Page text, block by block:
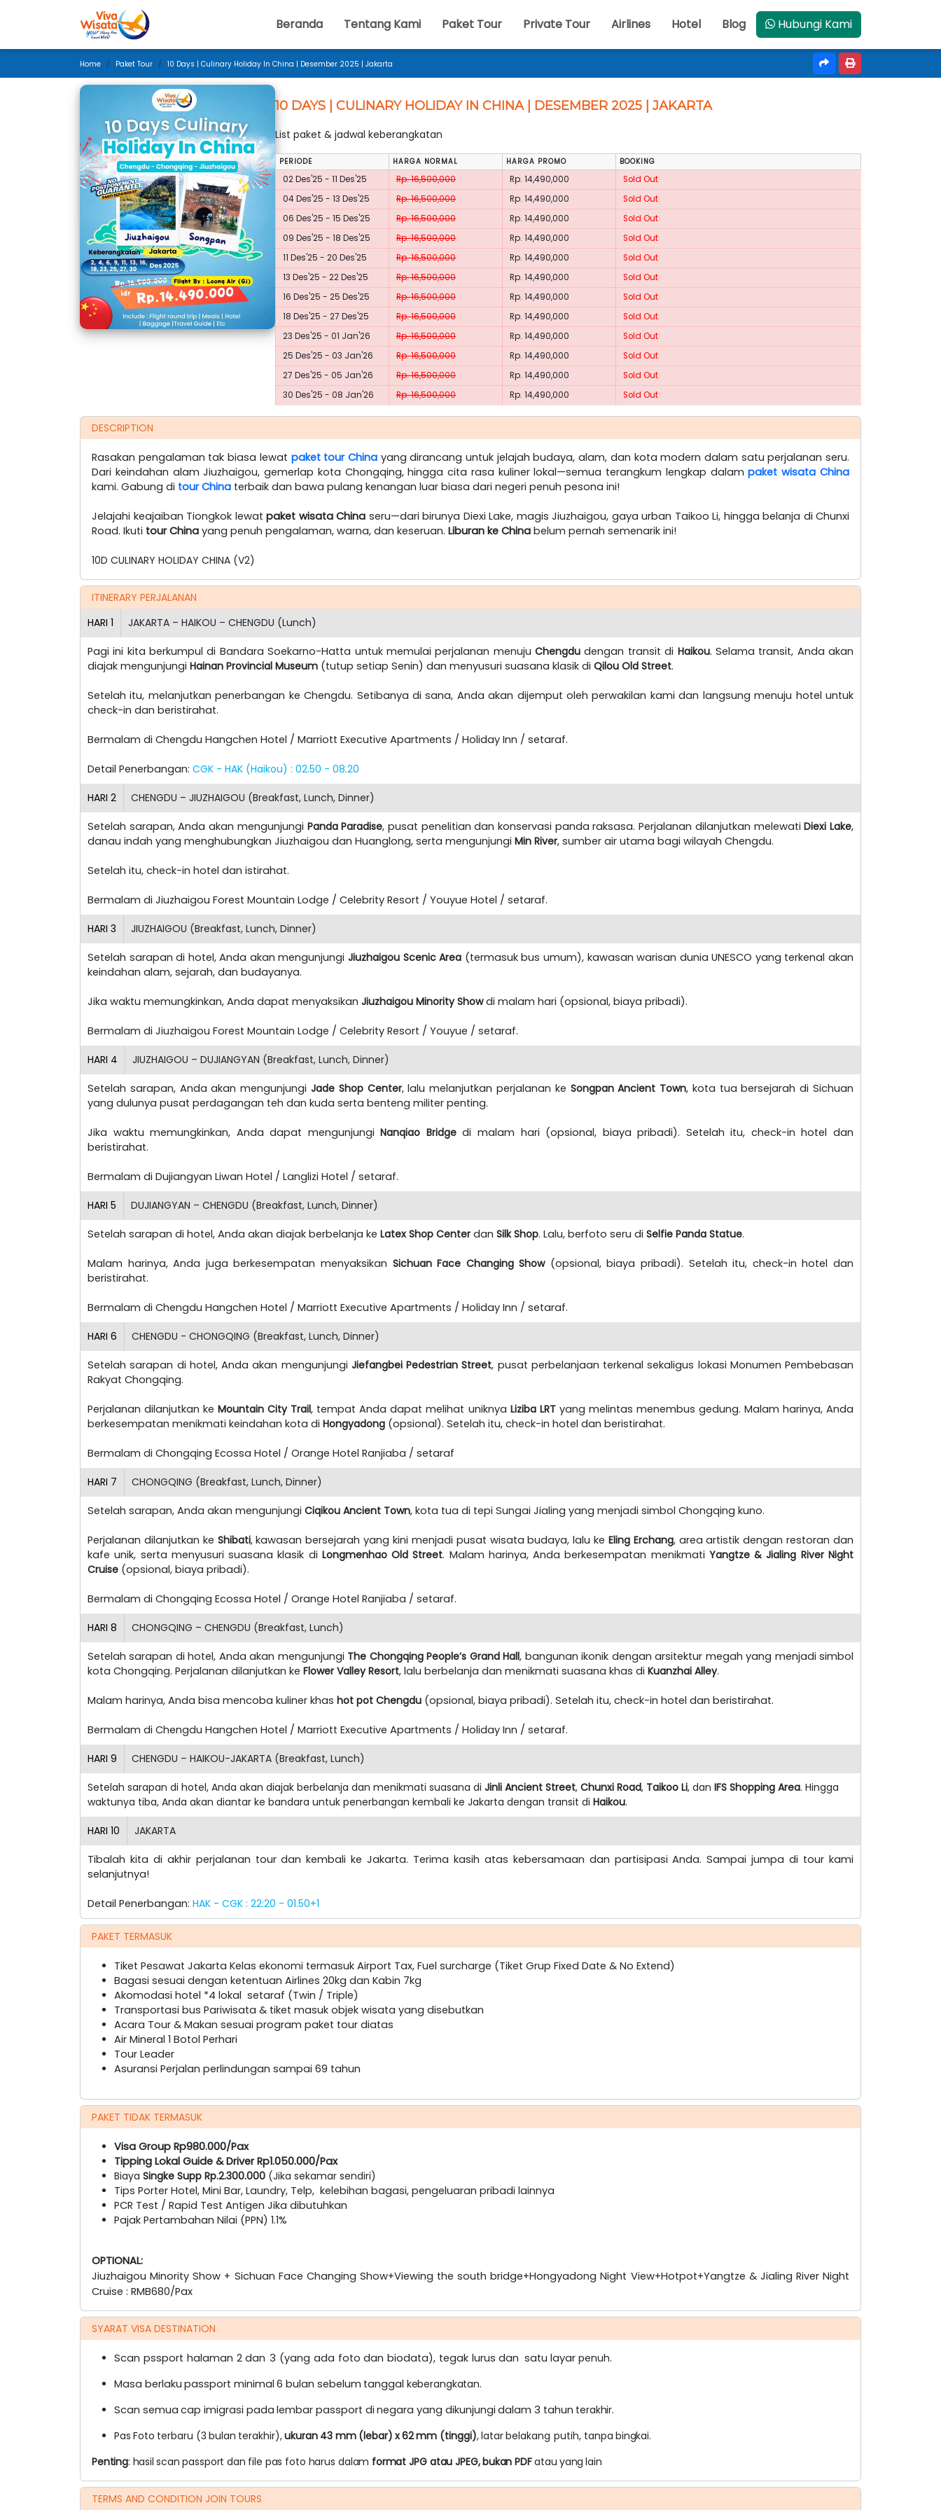
Beranda Tentang Kami Paket Tour Private Tour Airlines Hotel Blog Hubungi Kami
Home Paket Tour 10 Days | Culinary Holiday In China | Desember 2025 | Jakarta
10 DAYS | CULINARY HOLIDAY IN CHINA | DESEMBER 2025 | JAKARTA
List paket & jadwal keberangkatan
PERIODE HARGA NORMAL HARGA PROMO BOOKING
02 Des'25 - 11 Des'25 Rp. 16,500,000 Rp. 14,490,000
Sold Out
04 Des'25 - 13 Des'25
Rp. 16,500,000 Rp. 14,490,000
Sold Out
06 Des'25 - 15 Des'25
Rp. 16,500,000 Rp. 14,490,000
Sold Out
09 Des'25 - 18 Des'25
Rp. 16,500,000 Rp. 14,490,000
Sold Out
11 Des'25 - 20 Des'25
Rp. 16,500,000 Rp. 14,490,000
Sold Out
13 Des'25 - 22 Des'25
Rp. 16,500,000 Rp. 14,490,000
Sold Out
16 Des'25 - 25 Des'25
Rp. 16,500,000 Rp. 14,490,000
Sold Out
18 Des'25 - 27 Des'25
Rp. 16,500,000 Rp. 14,490,000
Sold Out
23 Des'25 - 01 Jan'26
Rp. 16,500,000 Rp. 14,490,000
Sold Out
25 Des'25 - 03 Jan'26
Rp. 16,500,000 Rp. 14,490,000
Sold Out
27 Des'25 - 05 Jan'26
Rp. 16,500,000 Rp. 14,490,000
Sold Out
30 Des'25 - 08 Jan'26
Rp. 16,500,000 Rp. 14,490,000 Sold Out
DESCRIPTION
Rasakan pengalaman tak biasa lewat paket tour Chinayang dirancang untuk jelajah budaya, alam, dan kota modern dalam satu perjalanan seru.
Dari keindahan alam Jiuzhaigou, gemerlap kota Chongqing, hingga cita rasa kuliner lokal—semua terangkum lengkap dalampaket wisata China
kami. Gabung di tour China terbaik dan bawa pulang kenangan luar biasa dari negeri penuh pesona ini!
Jelajahi keajaiban Tiongkok lewat paket wisata China seru—dari birunya Diexi Lake, magis Jiuzhaigou, gaya urban Taikoo Li, hingga belanja di Chunxi
Road. Ikuti tour China yang penuh pengalaman, warna, dan keseruan. Liburan ke China belum pernah semenarik ini!
10D CULINARY HOLIDAY CHINA (V2)
ITINERARY PERJALANAN
HARI 1 JAKARTA – HAIKOU – CHENGDU (Lunch)
Pagi ini kita berkumpul di Bandara Soekarno-Hatta untuk memulai perjalanan menujuChengdu dengan transit di Haikou. Selama transit, Anda akan
diajak mengunjungi Hainan Provincial Museum (tutup setiap Senin) dan menyusuri suasana klasik di Qilou Old Street.
Setelah itu, melanjutkan penerbangan ke Chengdu. Setibanya di sana, Anda akan dijemput oleh perwakilan kami dan langsung menuju hotel untuk
check-in dan beristirahat.
Bermalam di Chengdu Hangchen Hotel / Marriott Executive Apartments / Holiday Inn / setaraf.
Detail Penerbangan: CGK - HAK (Haikou) : 02.50 - 08.20
HARI 2 CHENGDU – JIUZHAIGOU (Breakfast, Lunch, Dinner)
Setelah sarapan, Anda akan mengunjungi Panda Paradise, pusat penelitian dan konservasi panda raksasa. Perjalanan dilanjutkan melewatiDiexi Lake,
danau indah yang menghubungkan Jiuzhaigou dan Huanglong, serta mengunjungi Min River, sumber air utama bagi wilayah Chengdu.
Setelah itu, check-in hotel dan istirahat.
Bermalam di Jiuzhaigou Forest Mountain Lodge / Celebrity Resort / Youyue Hotel / setaraf.
HARI 3 JIUZHAIGOU (Breakfast, Lunch, Dinner)
Setelah sarapan di hotel, Anda akan mengunjungiJiuzhaigou Scenic Area (termasuk bus umum), kawasan warisan dunia UNESCO yang terkenal akan
keindahan alam, sejarah, dan budayanya.
Jika waktu memungkinkan, Anda dapat menyaksikan Jiuzhaigou Minority Showdi malam hari (opsional, biaya pribadi).
Bermalam di Jiuzhaigou Forest Mountain Lodge / Celebrity Resort / Youyue / setaraf.
HARI 4 JIUZHAIGOU – DUJIANGYAN (Breakfast, Lunch, Dinner)
Setelah sarapan, Anda akan mengunjungi Jade Shop Center, lalu melanjutkan perjalanan ke Songpan Ancient Town, kota tua bersejarah di Sichuan
yang dulunya pusat perdagangan teh dan kuda serta benteng militer penting.
Jika waktu memungkinkan, Anda dapat mengunjungiNanqiao Bridgedi malam hari (opsional, biaya pribadi). Setelah itu, check-in hotel dan
beristirahat.
Bermalam di Dujiangyan Liwan Hotel / Langlizi Hotel / setaraf.
HARI 5 DUJIANGYAN – CHENGDU (Breakfast, Lunch, Dinner)
Setelah sarapan di hotel, Anda akan diajak berbelanja ke Latex Shop Center dan Silk Shop. Lalu, berfoto seru di Selfie Panda Statue.
Malam harinya, Anda juga berkesempatan menyaksikan Sichuan Face Changing Show(opsional, biaya pribadi). Setelah itu, check-in hotel dan
beristirahat.
Bermalam di Chengdu Hangchen Hotel / Marriott Executive Apartments / Holiday Inn / setaraf.
HARI 6 CHENGDU - CHONGQING (Breakfast, Lunch, Dinner)
Setelah sarapan di hotel, Anda akan mengunjungi Jiefangbei Pedestrian Street, pusat perbelanjaan terkenal sekaligus lokasi Monumen Pembebasan
Rakyat Chongqing.
Perjalanan dilanjutkan keMountain City Trail, tempat Anda dapat melihat uniknya Liziba LRTyang melintas menembus gedung. Malam harinya, Anda
berkesempatan menikmati keindahan kota di Hongyadong (opsional). Setelah itu, check-in hotel dan beristirahat.
Bermalam di Chongqing Ecossa Hotel / Orange Hotel Ranjiaba / setaraf
HARI 7 CHONGQING (Breakfast, Lunch, Dinner)
Setelah sarapan, Anda akan mengunjungi Ciqikou Ancient Town, kota tua di tepi Sungai Jialing yang menjadi simbol Chongqing kuno.
Perjalanan dilanjutkan ke Shibati, kawasan bersejarah yang kini menjadi pusat wisata budaya, lalu ke Eling Erchang, area artistik dengan restoran dan
kafe unik, serta menyusuri suasana klasik di Longmenhao Old Street. Malam harinya, Anda berkesempatan menikmati Yangtze & Jialing River Night
Cruise (opsional, biaya pribadi).
Bermalam di Chongqing Ecossa Hotel / Orange Hotel Ranjiaba / setaraf.
HARI 8 CHONGQING – CHENGDU (Breakfast, Lunch)
Setelah sarapan di hotel, Anda akan mengunjungi The Chongqing People’s Grand Hall, bangunan ikonik dengan arsitektur megah yang menjadi simbol
kota Chongqing. Perjalanan dilanjutkan ke Flower Valley Resort, lalu berbelanja dan menikmati suasana khas di Kuanzhai Alley.
Malam harinya, Anda bisa mencoba kuliner khas hot pot Chengdu (opsional, biaya pribadi). Setelah itu, check-in hotel dan beristirahat.
Bermalam di Chengdu Hangchen Hotel / Marriott Executive Apartments / Holiday Inn / setaraf.
HARI 9 CHENGDU – HAIKOU-JAKARTA (Breakfast, Lunch)
Setelah sarapan di hotel, Anda akan diajak berbelanja dan menikmati suasana di Jinli Ancient Street, Chunxi Road, Taikoo Li, dan IFS Shopping Area. Hingga
waktunya tiba, Anda akan diantar ke bandara untuk penerbangan kembali ke Jakarta dengan transit di Haikou.
HARI 10 JAKARTA
Tibalah kita di akhir perjalanan tour dan kembali ke Jakarta. Terima kasih atas kebersamaan dan partisipasi Anda. Sampai jumpa di tour kami
selanjutnya!
Detail Penerbangan: HAK - CGK : 22:20 - 01.50+1
PAKET TERMASUK
Tiket Pesawat Jakarta Kelas ekonomi termasuk Airport Tax, Fuel surcharge (Tiket Grup Fixed Date & No Extend)
Bagasi sesuai dengan ketentuan Airlines 20kg dan Kabin 7kg
Akomodasi hotel *4 lokal setaraf (Twin / Triple)
Transportasi bus Pariwisata & tiket masuk objek wisata yang disebutkan
Acara Tour & Makan sesuai program paket tour diatas
Air Mineral 1 Botol Perhari
Tour Leader
Asuransi Perjalan perlindungan sampai 69 tahun
PAKET TIDAK TERMASUK
Visa Group Rp980.000/Pax
Tipping Lokal Guide & Driver Rp1.050.000/Pax
Biaya Singke Supp Rp.2.300.000 (Jika sekamar sendiri)
Tips Porter Hotel, Mini Bar, Laundry, Telp, kelebihan bagasi, pengeluaran pribadi lainnya
PCR Test / Rapid Test Antigen Jika dibutuhkan
Pajak Pertambahan Nilai (PPN) 1.1%
OPTIONAL:
Jiuzhaigou Minority Show + Sichuan Face Changing Show+Viewing the south bridge+Hongyadong Night View+Hotpot+Yangtze & Jialing River Night
Cruise : RMB680/Pax
SYARAT VISA DESTINATION
Scan pssport halaman 2 dan 3 (yang ada foto dan biodata), tegak lurus dan satu layarpenuh.
Masa berlaku passport minimal 6 bulan sebelum tanggal keberangkatan.
Scan semua cap imigrasi pada lembar passport di negara yang dikunjungi dalam 3 tahun terakhir.
Pas Foto terbaru (3 bulan terakhir),ukuran 43 mm (lebar) x62mm (tinggi),latarbelakang putih, tanpa bingkai.
Penting: hasil scan passport dan file pas foto harus dalam format JPG atau JPEG,bukan PDFatau yang lain
TERMS AND CONDITION JOIN TOURS